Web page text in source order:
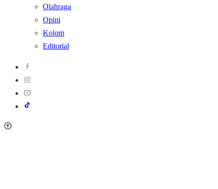
Olahraga
Opini
Kolom
Editorial